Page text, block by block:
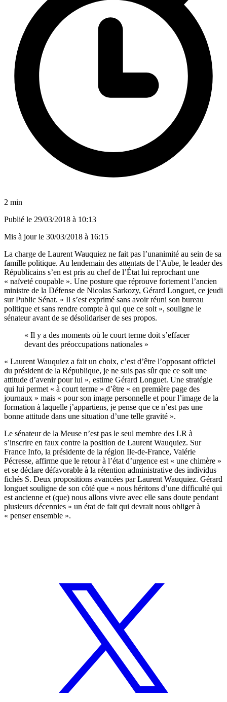
2 min
Publié le 29/03/2018 à 10:13
Mis à jour le 30/03/2018 à 16:15
La charge de Laurent Wauquiez ne fait pas l’unanimité au sein de sa
famille politique. Au lendemain des attentats de l’Aube, le leader des
Républicains s’en est pris au chef de l’État lui reprochant une
« naïveté coupable ». Une posture que réprouve fortement l’ancien
ministre de la Défense de Nicolas Sarkozy, Gérard Longuet, ce jeudi
sur Public Sénat. « Il s’est exprimé sans avoir réuni son bureau
politique et sans rendre compte à qui que ce soit », souligne le
sénateur avant de se désolidariser de ses propos.
« Il y a des moments où le court terme doit s’effacer
devant des préoccupations nationales »
« Laurent Wauquiez a fait un choix, c’est d’être l’opposant officiel
du président de la République, je ne suis pas sûr que ce soit une
attitude d’avenir pour lui », estime Gérard Longuet. Une stratégie
qui lui permet « à court terme » d’être « en première page des
journaux » mais « pour son image personnelle et pour l’image de la
formation à laquelle j’appartiens, je pense que ce n’est pas une
bonne attitude dans une situation d’une telle gravité ».
Le sénateur de la Meuse n’est pas le seul membre des LR à
s’inscrire en faux contre la position de Laurent Wauquiez. Sur
France Info, la présidente de la région Ile-de-France, Valérie
Pécresse, affirme que le retour à l’état d’urgence est « une chimère »
et se déclare défavorable à la rétention administrative des individus
fichés S. Deux propositions avancées par Laurent Wauquiez. Gérard
longuet souligne de son côté que « nous héritons d’une difficulté qui
est ancienne et (que) nous allons vivre avec elle sans doute pendant
plusieurs décennies » un état de fait qui devrait nous obliger à
« penser ensemble ».